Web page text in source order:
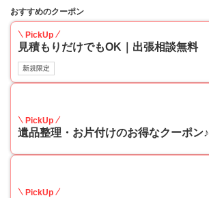
おすすめのクーポン
PickUp
見積もりだけでもOK｜出張相談無料
新規限定
PickUp
遺品整理・お片付けのお得なクーポン♪
PickUp